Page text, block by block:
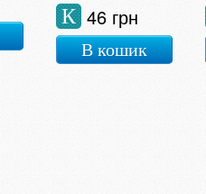
46 грн
К
В кошик